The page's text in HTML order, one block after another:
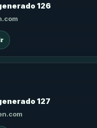
126
127